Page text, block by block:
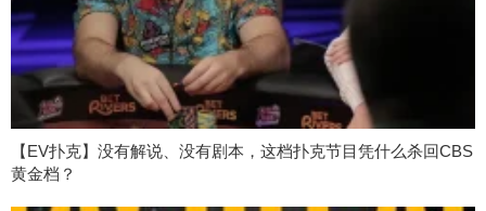
【EV扑克】没有解说、没有剧本，这档扑克节目凭什么杀回CBS
黄金档？